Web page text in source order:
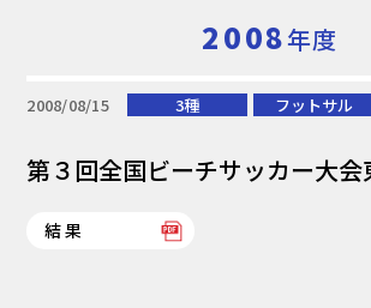
2008年度
2008/08/15 3種 フットサル
第３回全国ビーチサッカー大会
結果